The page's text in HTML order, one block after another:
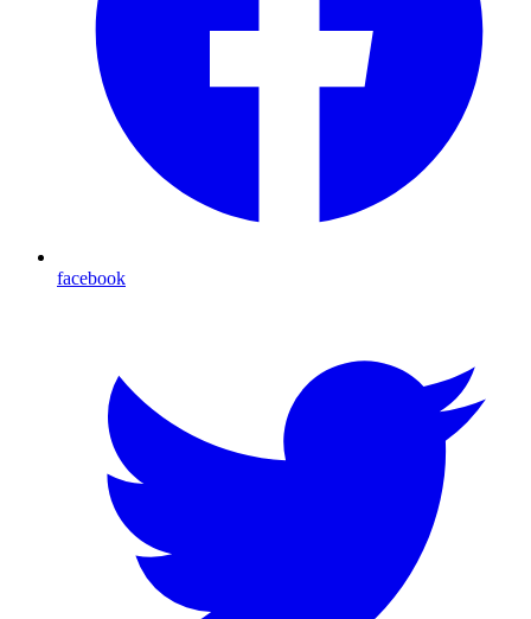
facebook